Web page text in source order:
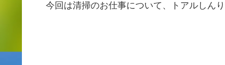
今回は清掃のお仕事について、トアルしん